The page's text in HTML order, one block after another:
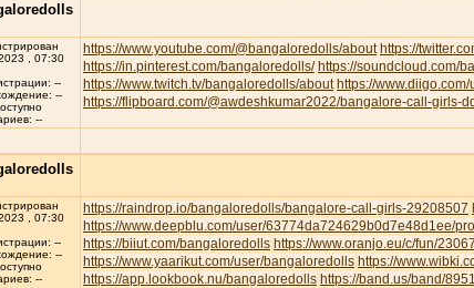
, 07:30
--
--
--
https://www.youtube.com/@bangaloredolls/about https://
https://in.pinterest.com/bangaloredolls/ https://soundcloud.com/
https://www.twitch.tv/bangaloredolls/about https://
https://flipboard.com/@awdeshkumar2022/bangalore-call-girls-
, 07:30
--
--
--
https://raindrop.io/bangaloredolls/bangalore-call-girls-29208507
https://www.deepblu.com/user/63774da724629b0d7e48d1ee/
https://biiut.com/bangaloredolls https://www.oranjo.eu/c/fun/
https://www.yaarikut.com/user/bangaloredolls https://
https://app.lookbook.nu/bangaloredolls https://band.us/band/